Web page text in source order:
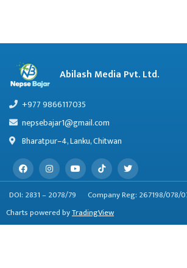
Abilash Media Pvt. Ltd.
+977 9866117035
nepsebajar1@gmail.com
Bharatpur–4, Lanku, Chitwan
DOI: 2831 – 2078/79
Company Reg: 267198/078/
Charts powered byTradingView
© 2023 / 2079 Abilash Media Pvt. Ltd.